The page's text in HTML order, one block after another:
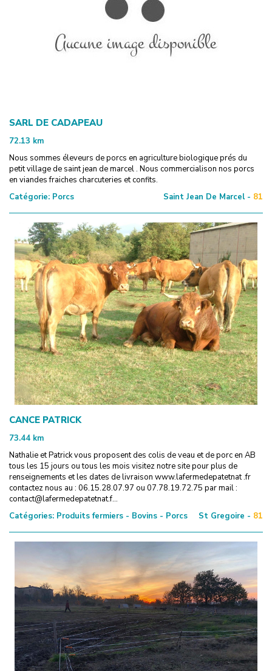
SARL DE CADAPEAU
72.13 km
Nous sommes éleveurs de porcs en agriculture biologique prés du
petit village de saint jean de marcel . Nous commercialison nos porcs
en viandes fraiches charcuteries et confits.
Catégorie: Porcs Saint Jean De Marcel - 81
CANCE PATRICK
73.44 km
Nathalie et Patrick vous proposent des colis de veau et de porc en AB
tous les 15 jours ou tous les mois visitez notre site pour plus de
renseignements et les dates de livraison www.lafermedepatetnat .fr
contactez nous au : 06.15.28.07.97 ou 07.78.19.72.75 par mail :
contact@lafermedepatetnat.f...
Catégories: Produits fermiers - Bovins - Porcs St Gregoire - 81